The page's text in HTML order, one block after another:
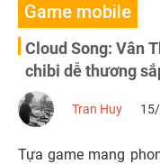
Game mobile
Cloud Song: Vân
chibi dễ thương
Tran Huy
Tựa game mang